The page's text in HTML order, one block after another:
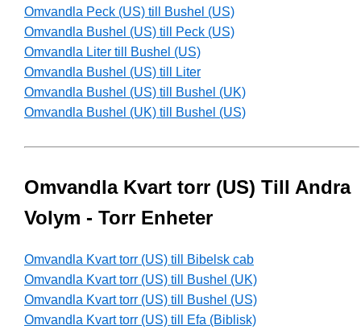
Omvandla Peck (US) till Bushel (US)
Omvandla Bushel (US) till Peck (US)
Omvandla Liter till Bushel (US)
Omvandla Bushel (US) till Liter
Omvandla Bushel (US) till Bushel (UK)
Omvandla Bushel (UK) till Bushel (US)
Omvandla Kvart torr (US) Till Andra
Volym - Torr Enheter
Omvandla Kvart torr (US) till Bibelsk cab
Omvandla Kvart torr (US) till Bushel (UK)
Omvandla Kvart torr (US) till Bushel (US)
Omvandla Kvart torr (US) till Efa (Biblisk)